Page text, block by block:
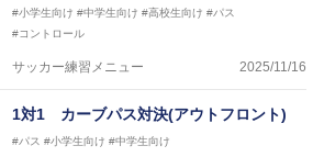
哲久
歴】
ペスカドーラ町田 監督、FC VIGORE 監督
サッカー協会公認B級ライセンス・日本サッカー
認フットサルB級ライセンス
#小学生向け #中学生向け #高校生向け #パス
#コントロール
サッカー練習メニュー 2025/11/16
1対1 カーブパス対決(アウトフロント)
#パス #小学生向け #中学生向け